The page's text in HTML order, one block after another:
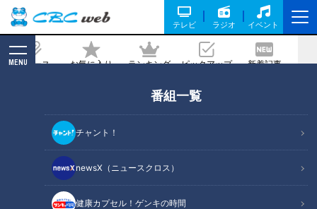
テレビ ラジオ イベント
ニュース お気に入り ランキング ピックアップ 新着記事
MENU
番組一覧
チャント！
newsX（ニュースクロス）
健康カプセル！ゲンキの時間
減塩！冬こそ実践すべき高血圧対策
2023/02/19 07:10